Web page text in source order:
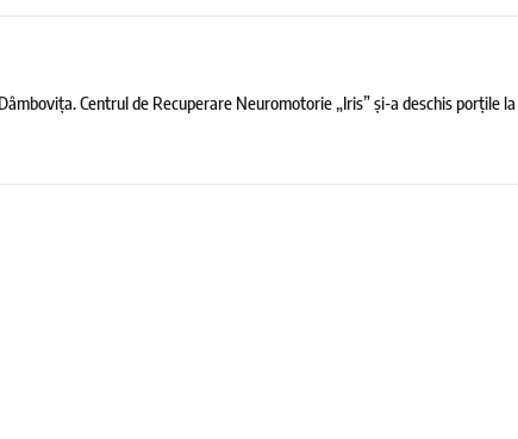
Centrul de Recuperare Neuromotorie „Iris” și-a deschis porțile la